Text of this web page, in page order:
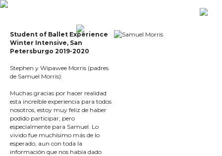
Student of Ballet Experience
Winter Intensive, San
Petersburgo 2019-2020
Stephen y Wipawee Morris (padres
de Samuel Morris):
Muchas gracias por hacer realidad
esta increíble experiencia para todos
nosotros, estoy muy feliz de haber
podido participar, pero
especialmente para Samuel. Lo
vivido fue muchísimo más de lo
esperado, aun con toda la
información que nos había dado